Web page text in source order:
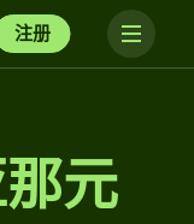
注册
元